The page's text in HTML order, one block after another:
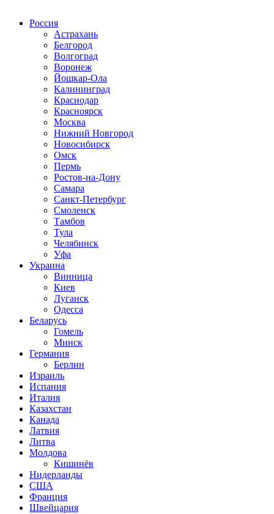
Россия
Астрахань
Белгород
Волгоград
Воронеж
Йошкар-Ола
Калининград
Краснодар
Красноярск
Москва
Нижний Новгород
Новосибирск
Омск
Пермь
Ростов-на-Дону
Самара
Санкт-Петербург
Смоленск
Тамбов
Тула
Челябинск
Уфа
Украина
Винница
Киев
Луганск
Одесса
Беларусь
Гомель
Минск
Германия
Берлин
Израиль
Испания
Италия
Казахстан
Канада
Латвия
Литва
Молдова
Кишинёв
Нидерланды
США
Франция
Швейцария